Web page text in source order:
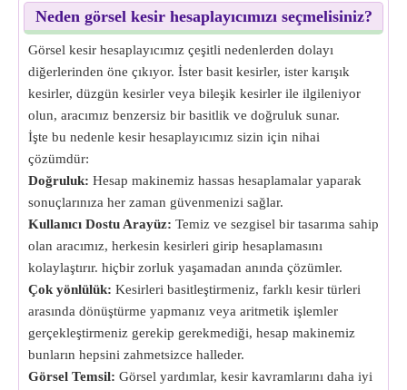
Neden görsel kesir hesaplayıcımızı seçmelisiniz?
Görsel kesir hesaplayıcımız çeşitli nedenlerden dolayı
diğerlerinden öne çıkıyor. İster basit kesirler, ister karışık
kesirler, düzgün kesirler veya bileşik kesirler ile ilgileniyor
olun, aracımız benzersiz bir basitlik ve doğruluk sunar.
İşte bu nedenle kesir hesaplayıcımız sizin için nihai
çözümdür:
Doğruluk: Hesap makinemiz hassas hesaplamalar yaparak
sonuçlarınıza her zaman güvenmenizi sağlar.
Kullanıcı Dostu Arayüz: Temiz ve sezgisel bir tasarıma sahip
olan aracımız, herkesin kesirleri girip hesaplamasını
kolaylaştırır. hiçbir zorluk yaşamadan anında çözümler.
Çok yönlülük: Kesirleri basitleştirmeniz, farklı kesir türleri
arasında dönüştürme yapmanız veya aritmetik işlemler
gerçekleştirmeniz gerekip gerekmediği, hesap makinemiz
bunların hepsini zahmetsizce halleder.
Görsel Temsil: Görsel yardımlar, kesir kavramlarını daha iyi